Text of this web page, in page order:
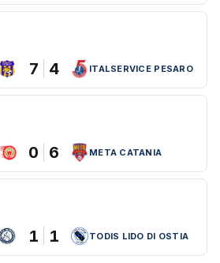
7 4 ITALSERVICE PESARO
0 6 META CATANIA
1 1 TODIS LIDO DI OSTIA